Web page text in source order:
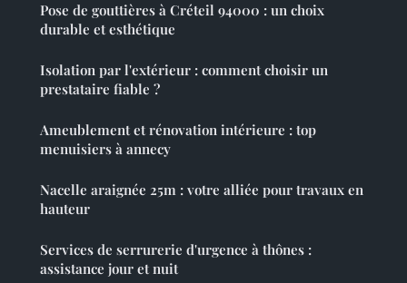
Pose de gouttières à Créteil 94000 : un choix
durable et esthétique
Isolation par l'extérieur : comment choisir un
prestataire fiable ?
Ameublement et rénovation intérieure : top
menuisiers à annecy
Nacelle araignée 25m : votre alliée pour travaux en
hauteur
Services de serrurerie d'urgence à thônes :
assistance jour et nuit